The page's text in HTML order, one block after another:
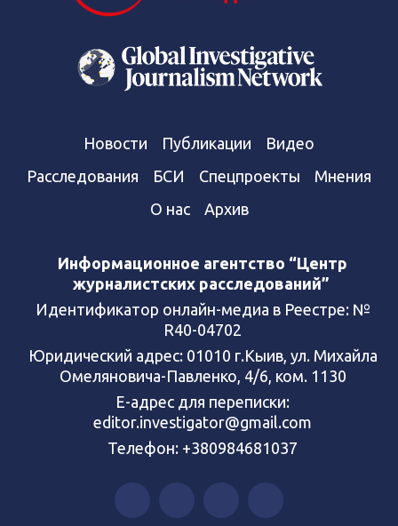
Новости Публикации
Видео
Расследования
БСИ Спецпроекты
Мнения
О нас
Архив
Информационное агентство “Центр
журналистских расследований”
Идентификатор онлайн-медиа в Реестре: №
R40-04702
Юридический адрес: 01010 г.Кыив, ул. Михайла
Омеляновича-Павленко, 4/6, ком. 1130
Е-адрес для переписки:
editor.investigator@gmail.com
Телефон: +380984681037